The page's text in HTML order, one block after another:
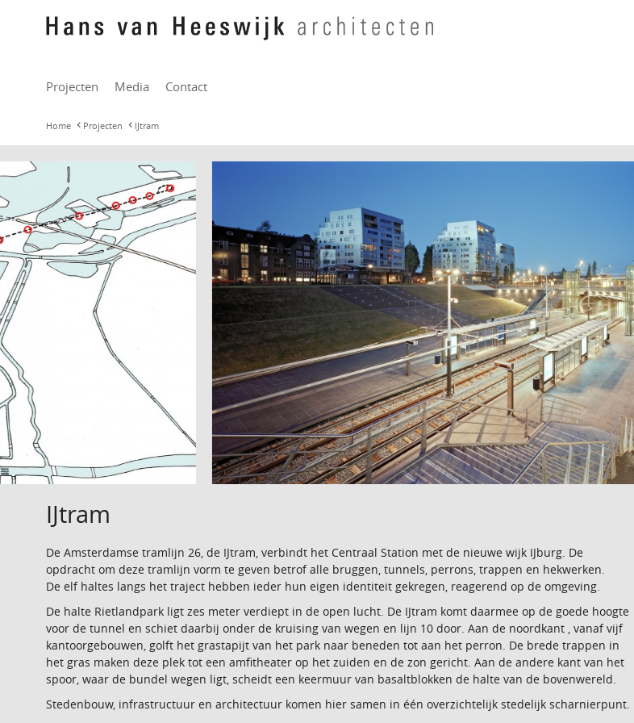
Projecten Media Contact
Home Projecten IJtram
IJtram
De Amsterdamse tramlijn 26, de IJtram, verbindt het Centraal Station met de nieuwe wijk IJburg. De
opdracht om deze tramlijn vorm te geven betrof alle bruggen, tunnels, perrons, trappen en hekwerken.
De elf haltes langs het traject hebben ieder hun eigen identiteit gekregen, reagerend op de omgeving.
De halte Rietlandpark ligt zes meter verdiept in de open lucht. De IJtram komt daarmee op de goede hoogte
voor de tunnel en schiet daarbij onder de kruising van wegen en lijn 10 door. Aan de noordkant , vanaf vijf
kantoorgebouwen, golft het grastapijt van het park naar beneden tot aan het perron. De brede trappen in
het gras maken deze plek tot een amfitheater op het zuiden en de zon gericht. Aan de andere kant van het
spoor, waar de bundel wegen ligt, scheidt een keermuur van basaltblokken de halte van de bovenwereld.
Stedenbouw, infrastructuur en architectuur komen hier samen in één overzichtelijk stedelijk scharnierpunt.